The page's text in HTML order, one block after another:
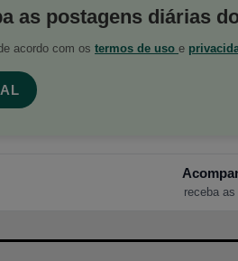
as postagens diárias
acordo com os termos de uso e
receba